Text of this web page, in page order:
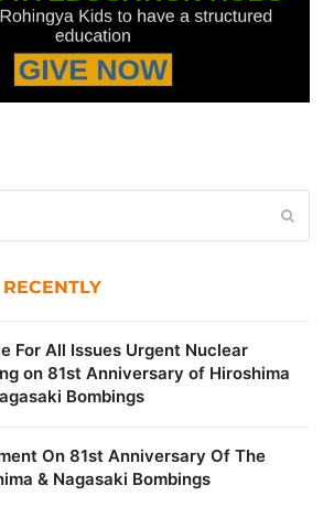
For All Issues Urgent Nuclear
on 81st Anniversary of Hiroshima
Bombings
On 81st Anniversary Of The
& Nagasaki Bombings